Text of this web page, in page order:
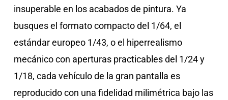
insuperable en los acabados de pintura. Ya
busques el formato compacto del 1/64, el
estándar europeo 1/43, o el hiperrealismo
mecánico con aperturas practicables del 1/24 y
1/18, cada vehículo de la gran pantalla es
reproducido con una fidelidad milimétrica bajo las